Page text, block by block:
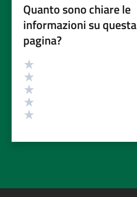
Quanto sono chiare le
informazioni su questa
pagina?
Valutazione